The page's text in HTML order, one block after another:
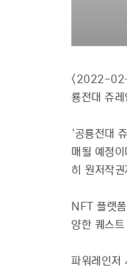
<2022-02-
룡전대 쥬
‘공룡전대
매될 예정
히 원저작
NFT 플랫
양한 퀘스
파워레인저